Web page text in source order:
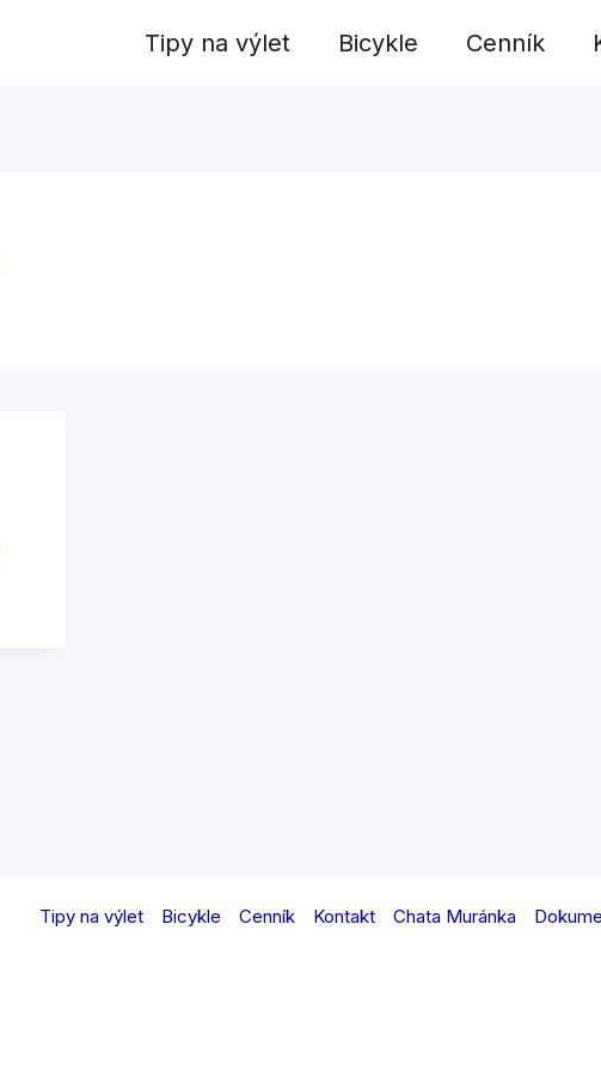
Tipy na výlet Bicykle Cenník
Tipy na výlet Bicykle Cenník Kontakt Chata Muránka